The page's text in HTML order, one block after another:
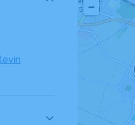
−